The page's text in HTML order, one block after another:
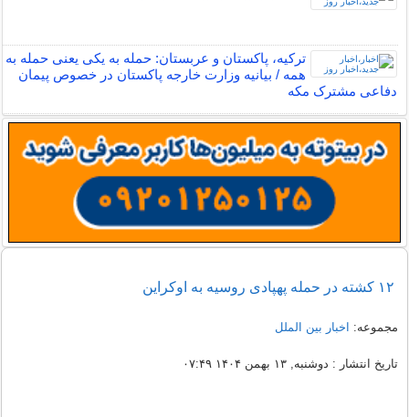
ترکیه، پاکستان و عربستان: حمله به یکی یعنی حمله به
همه / بیانیه وزارت خارجه پاکستان در خصوص پیمان
دفاعی مشترک مکه
۱۲ کشته در حمله پهپادی روسیه به اوکراین
مجموعه: اخبار بین الملل
تاریخ انتشار : دوشنبه, ۱۳ بهمن ۱۴۰۴ ۰۷:۴۹